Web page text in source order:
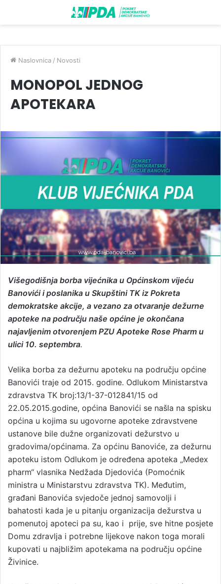
Naslovnica / Novosti
MONOPOL JEDNOG
APOTEKARA
Višegodišnja borba vijećnika u Općinskom vijeću
Banovići i poslanika u Skupštini TK iz Pokreta
demokratske akcije, a vezano za otvaranje dežurne
apoteke na području naše općine je okončana
najavljenim otvorenjem PZU Apoteke Rose Pharm u
ulici 10. septembra.
Velika borba za dežurnu apoteku na području općine
Banovići traje od 2015. godine. Odlukom Ministarstva
zdravstva TK broj:13/1-37-012841/15 od
22.05.2015.godine, općina Banovići se našla na spisku
općina u kojima su ugovorne apoteke zdravstvene
ustanove bile dužne organizovati dežurstvo u
gradovima/općinama. Za općinu Banoviće, za dežurnu
apoteku istom Odlukom je određena apoteka „Medex
pharm“ vlasnika Nedžada Djedovića (Pomoćnik
ministra u Ministarstvu zdravstva TK). Međutim,
građani Banovića svjedoče jednoj samovolji i
bahatosti kada je u pitanju organizacija dežurstva u
pomenutoj apoteci pa su, kao i prije, sve hitne posjete
Domu zdravlja i potrebne lijekove nakon toga morali
kupovati u najbližim apotekama na području općine
Živinice.